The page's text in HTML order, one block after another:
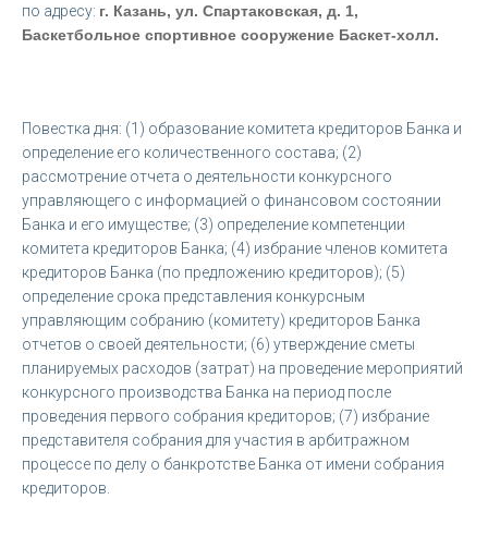
по адресу: г. Казань, ул. Спартаковская, д. 1,
Баскетбольное спортивное сооружение Баскет-холл.
Повестка дня: (1) образование комитета кредиторов Банка и
определение его количественного состава; (2)
рассмотрение отчета о деятельности конкурсного
управляющего с информацией о финансовом состоянии
Банка и его имуществе; (3) определение компетенции
комитета кредиторов Банка; (4) избрание членов комитета
кредиторов Банка (по предложению кредиторов); (5)
определение срока представления конкурсным
управляющим собранию (комитету) кредиторов Банка
отчетов о своей деятельности; (6) утверждение сметы
планируемых расходов (затрат) на проведение мероприятий
конкурсного производства Банка на период после
проведения первого собрания кредиторов; (7) избрание
представителя собрания для участия в арбитражном
процессе по делу о банкротстве Банка от имени собрания
кредиторов.